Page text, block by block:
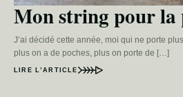
Mon string pour la
J’ai décidé cette année, moi qui ne porte
plus on a de poches, plus on porte de […]
LIRE L’ARTICLE